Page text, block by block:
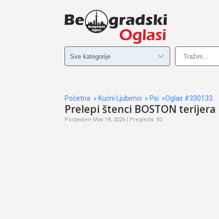
Početna » Kućni Ljubimci » Psi »Oglas #330133
Prelepi štenci BOSTON terijera
Postavljen May 18, 2026 | Pregleda: 82